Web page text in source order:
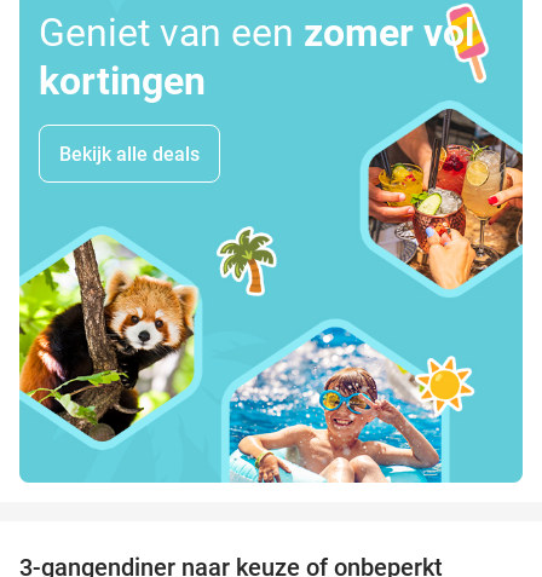
Geniet van een zomer vol
kortingen
Bekijk alle deals
3-gangendiner naar keuze of onbeperkt